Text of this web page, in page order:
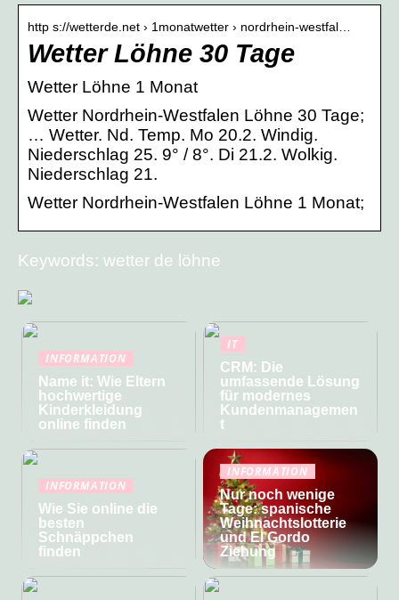
http s://wetterde.net › 1monatwetter › nordrhein-westfal…
Wetter Löhne 30 Tage
Wetter Löhne 1 Monat
Wetter Nordrhein-Westfalen Löhne 30 Tage;
… Wetter. Nd. Temp. Mo 20.2. Windig.
Niederschlag 25. 9° / 8°. Di 21.2. Wolkig.
Niederschlag 21.
Wetter Nordrhein-Westfalen Löhne 1 Monat;
Keywords: wetter de löhne
INFORMATION
Name it: Wie Eltern
hochwertige
Kinderkleidung
online finden
IT
CRM: Die
umfassende Lösung
für modernes
Kundenmanagemen
t
INFORMATION
Wie Sie online die
besten
Schnäppchen
finden
INFORMATION
Nur noch wenige
Tage: spanische
Weihnachtslotterie
und El Gordo
Ziehung